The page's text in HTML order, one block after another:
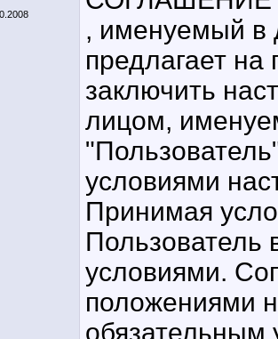
, именуемый в
предлагает
заключить
лицом,
условиями
Принимая
Пользователь
условиями.
положениями
обязательным